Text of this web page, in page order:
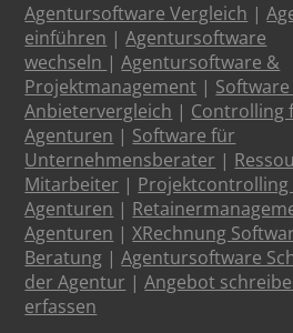
Agentursoftware Vergleich |
einführen |Agentursoftware
wechseln |Agentursoftware &
Projektmanagement |
Anbietervergleich | Controlling
Agenturen | Software für
Unternehmensberater |
Mitarbeiter | Projektcontrolling
Agenturen |
Agenturen |XRechnung
Beratung |Agentursoftware
der Agentur |Angebot
erfassen